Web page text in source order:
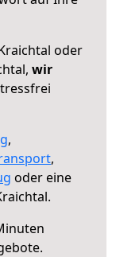
oder
wir
,
,
oder eine